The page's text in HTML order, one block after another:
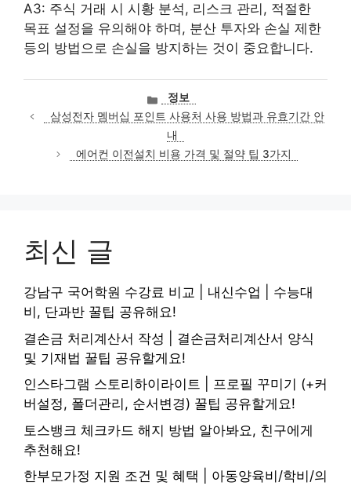
A3: 주식 거래 시 시황 분석, 리스크 관리, 적절한
목표 설정을 유의해야 하며, 분산 투자와 손실 제한
등의 방법으로 손실을 방지하는 것이 중요합니다.
카
테
고
리
정보
삼성전자 멤버십 포인트 사용처 사용 방법과 유효기간 안
내
에어컨 이전설치 비용 가격 및 절약 팁 3가지
최신 글
강남구 국어학원 수강료 비교 | 내신수업 | 수능대
비, 단과반 꿀팁 공유해요!
결손금 처리계산서 작성 | 결손금처리계산서 양식
및 기재법 꿀팁 공유할게요!
인스타그램 스토리하이라이트 | 프로필 꾸미기 (+커
버설정, 폴더관리, 순서변경) 꿀팁 공유할게요!
토스뱅크 체크카드 해지 방법 알아봐요, 친구에게
추천해요!
한부모가정 지원 조건 및 혜택 | 아동양육비/학비/의